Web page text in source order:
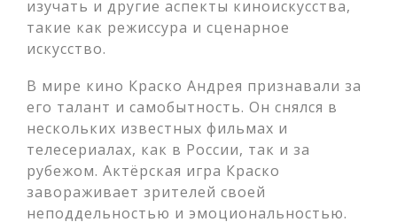
изучать и другие аспекты киноискусства,
такие как режиссура и сценарное
искусство.
В мире кино Краско Андрея признавали за
его талант и самобытность. Он снялся в
нескольких известных фильмах и
телесериалах, как в России, так и за
рубежом. Актёрская игра Краско
завораживает зрителей своей
неподдельностью и эмоциональностью.